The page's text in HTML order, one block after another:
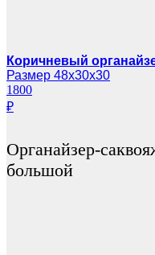
Коричневый
Размер 48х30х30
1800
₽
Органайзер-
большой